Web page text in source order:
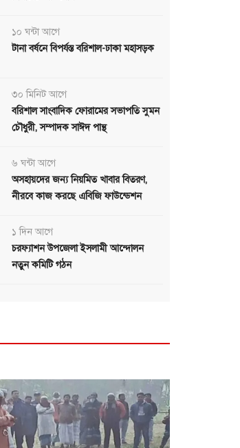
১০ ঘন্টা আগে
টানা বর্ষনে বিপর্যস্ত বরিশাল-ঢাকা মহাসড়ক
৩০ মিনিট আগে
বরিশাল সাংবাদিক ফোরামের সভাপতি সুমন
চৌধুরী, সম্পাদক সাঈদ পান্থ
৬ ঘন্টা আগে
অসহায়দের জন্য নিয়মিত খাবার বিতরণ,
নীরবে কাজ করছে এবিজি ফাউন্ডেশন
১ দিন আগে
চরফ্যাশন উপজেলা ইসলামী আন্দোলন
নতুন কমিটি গঠন